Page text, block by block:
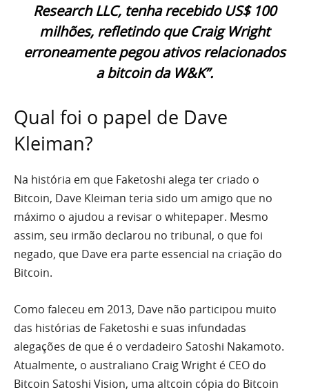
Research LLC, tenha recebido US$ 100
milhões, refletindo que Craig Wright
erroneamente pegou ativos relacionados
a bitcoin da W&K”.
Qual foi o papel de Dave
Kleiman?
Na história em que Faketoshi alega ter criado o
Bitcoin, Dave Kleiman teria sido um amigo que no
máximo o ajudou a revisar o whitepaper. Mesmo
assim, seu irmão declarou no tribunal, o que foi
negado, que Dave era parte essencial na criação do
Bitcoin.
Como faleceu em 2013, Dave não participou muito
das histórias de Faketoshi e suas infundadas
alegações de que é o verdadeiro Satoshi Nakamoto.
Atualmente, o australiano Craig Wright é CEO do
Bitcoin Satoshi Vision, uma altcoin cópia do Bitcoin